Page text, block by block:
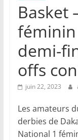
Basket
féminin
demi-
offs
juin 22, 2023
Les amateurs
derbies de
National 1